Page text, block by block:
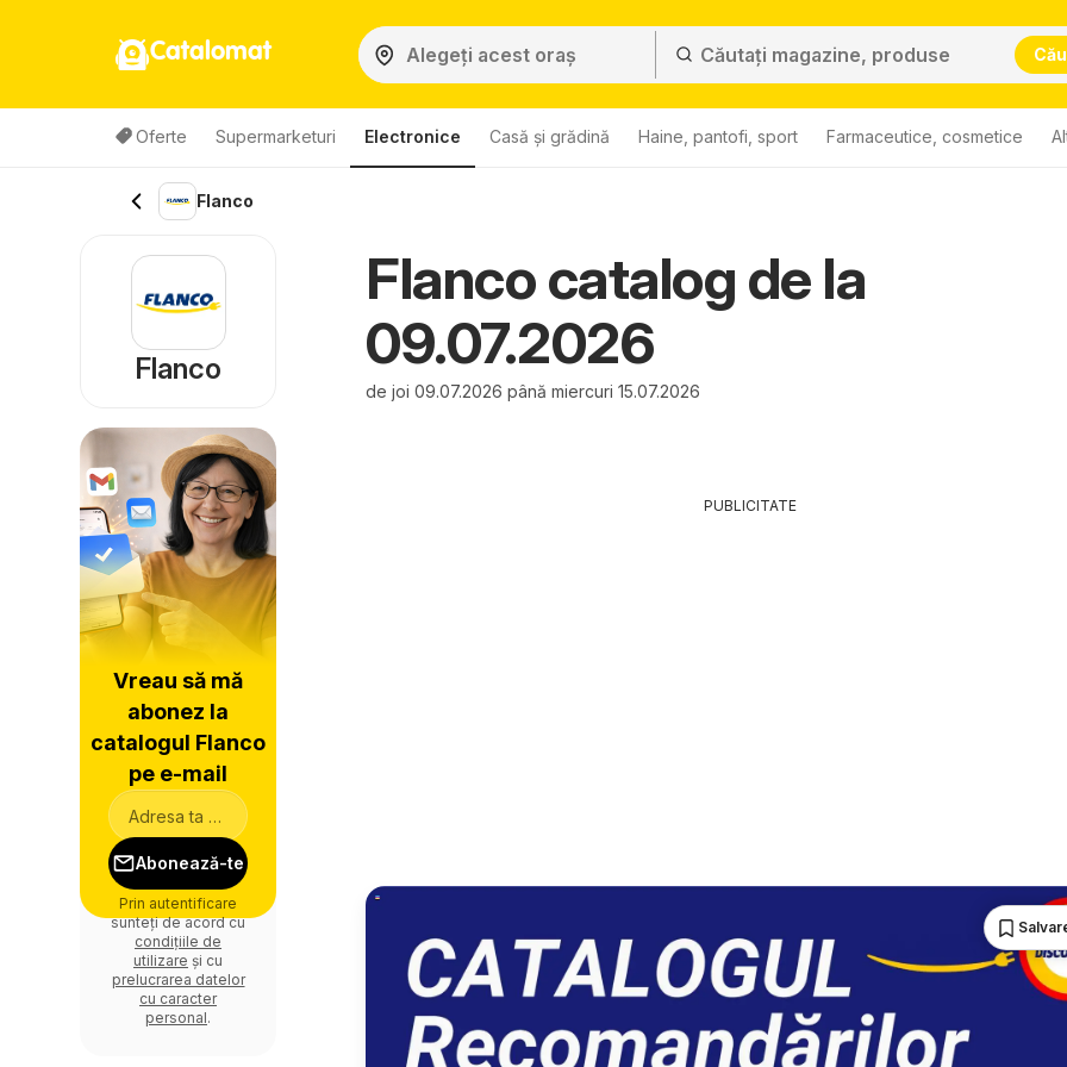
Catalomat
Oferte Supermarketuri Electronice Casă și grădină Haine, pantofi, sport Farmaceutice, cosmetice
Flanco
Flanco catalog de la
09.07.2026
de joi 09.07.2026 până miercuri 15.07.2026
PUBLICITATE
Flanco
Vreau să mă
abonez la
catalogul Flanco
pe e-mail
Abonează-te
Prin autentificare
sunteți de acord cu
condițiile de
utilizare și cu
prelucrarea datelor
cu caracter
personal.